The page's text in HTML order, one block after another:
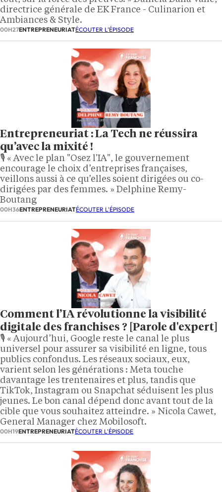
directrice générale de EK France - Culinarion et
Ambiances & Style.
00H27ENTREPRENEURIATÉCOUTER L'ÉPISODE
Entrepreneuriat : La Tech ne réussira
qu’avec la mixité !
🎙️ « Avec le plan "Osez l'IA", le gouvernement
encourage le choix d’entreprises françaises,
veillons aussi à ce qu’elles soient dirigées ou co-
dirigées par des femmes. » Delphine Remy-
Boutang
00H36ENTREPRENEURIATÉCOUTER L'ÉPISODE
Comment l’IA révolutionne la visibilité
digitale des franchises ? [Parole d'expert]
🎙️ « Aujourd’hui, Google reste le canal le plus
universel pour assurer sa visibilité en ligne, tous
publics confondus. Les réseaux sociaux, eux,
varient selon les générations : Meta touche
davantage les trentenaires et plus, tandis que
TikTok, Instagram ou Snapchat séduisent les plus
jeunes. Le bon canal dépend donc avant tout de la
cible que vous souhaitez atteindre. » Nicola Cawet,
General Manager chez Mobilosoft.
00H19ENTREPRENEURIATÉCOUTER L'ÉPISODE